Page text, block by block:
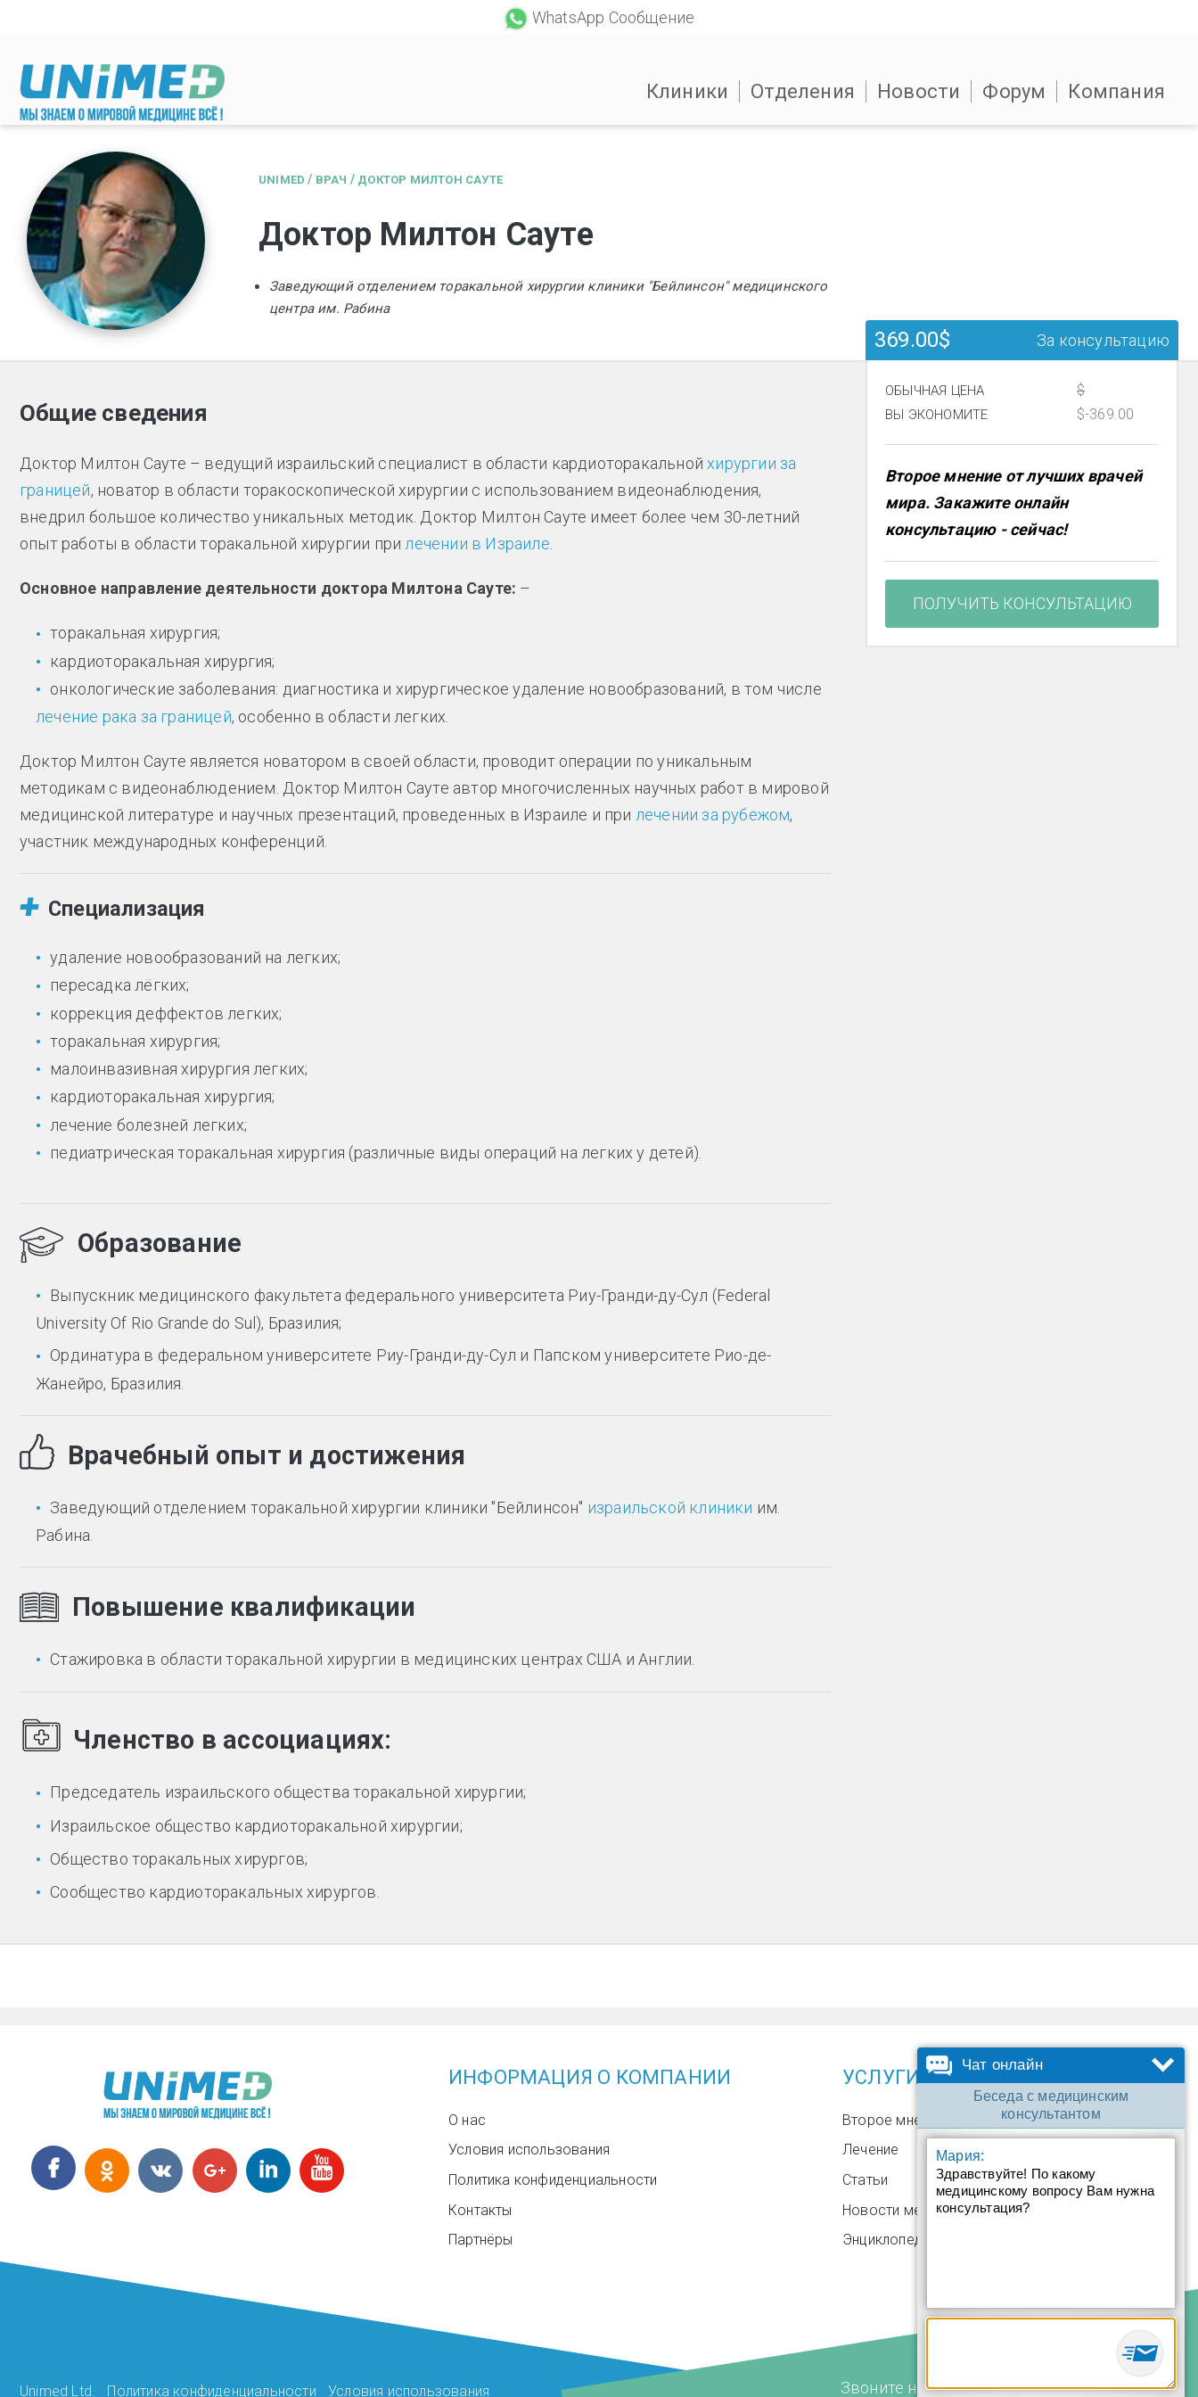
WhatsApp Сообщение
Клиники Отделения Новости Форум Компания
UNIMED / ВРАЧ / ДОКТОР МИЛТОН САУТЕ
Доктор Милтон Сауте
Заведующий отделением торакальной хирургии клиники "Бейлинсон" медицинского
центра им. Рабина
Общие сведения
Доктор Милтон Сауте – ведущий израильский специалист в области кардиоторакальнойхирургии за
границей, новатор в области торакоскопической хирургии с использованием видеонаблюдения,
внедрил большое количество уникальных методик. Доктор Милтон Сауте имеет более чем 30-летний
опыт работы в области торакальной хирургии прилечении в Израиле.
Основное направление деятельности доктора Милтона Сауте: –
торакальная хирургия;
кардиоторакальная хирургия;
онкологические заболевания: диагностика и хирургическое удаление новообразований, в том числе
лечение рака за границей, особенно в области легких.
Доктор Милтон Сауте является новатором в своей области, проводит операции по уникальным
методикам с видеонаблюдением. Доктор Милтон Сауте автор многочисленных научных работ в мировой
медицинской литературе и научных презентаций, проведенных в Израиле и при лечении за рубежом,
участник международных конференций.
Специализация
удаление новообразований на легких;
пересадка лёгких;
коррекция деффектов легких;
торакальная хирургия;
малоинвазивная хирургия легких;
кардиоторакальная хирургия;
лечение болезней легких;
педиатрическая торакальная хирургия (различные виды операций на легких у детей).
Образование
Выпускник медицинского факультета федерального университета Риу-Гранди-ду-Сул (Federal
University Of Rio Grande do Sul), Бразилия;
Ординатура в федеральном университете Риу-Гранди-ду-Сул и Папском университете Рио-де-
Жанейро, Бразилия.
Врачебный опыт и достижения
Заведующий отделением торакальной хирургии клиники "Бейлинсон" израильской клиники им.
Рабина.
Повышение квалификации
Стажировка в области торакальной хирургии в медицинских центрах США и Англии.
Членство в ассоциациях:
Председатель израильского общества торакальной хирургии;
Израильское общество кардиоторакальной хирургии;
Общество торакальных хирургов;
Сообщество кардиоторакальных хирургов.
369.00$ За консультацию
ОБЫЧНАЯ ЦЕНА $
ВЫ ЭКОНОМИТЕ $-369.00
Второе мнение от лучших врачей
мира. Закажите онлайн
консультацию - сейчас!
ПОЛУЧИТЬ КОНСУЛЬТАЦИЮ
УСЛУГИ
Второе мнение
Лечение
Статьи
Новости медицины
Энциклопедия
ИНФОРМАЦИЯ О КОМПАНИИ
О нас
Условия использования
Политика конфиденциальности
Контакты
Партнёры
Звоните нам в любое время: +972.4.6899580
Unimed Ltd. Политика конфиденциальности Условия использования
Чат онлайн
Беседа с медицинским
консультантом
Мария:
Здравствуйте! По какому
медицинскому вопросу Вам нужна
консультация?